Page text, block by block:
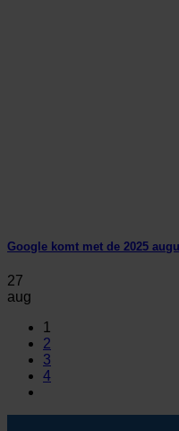
Google komt met de 2025
27
aug
1
2
3
4